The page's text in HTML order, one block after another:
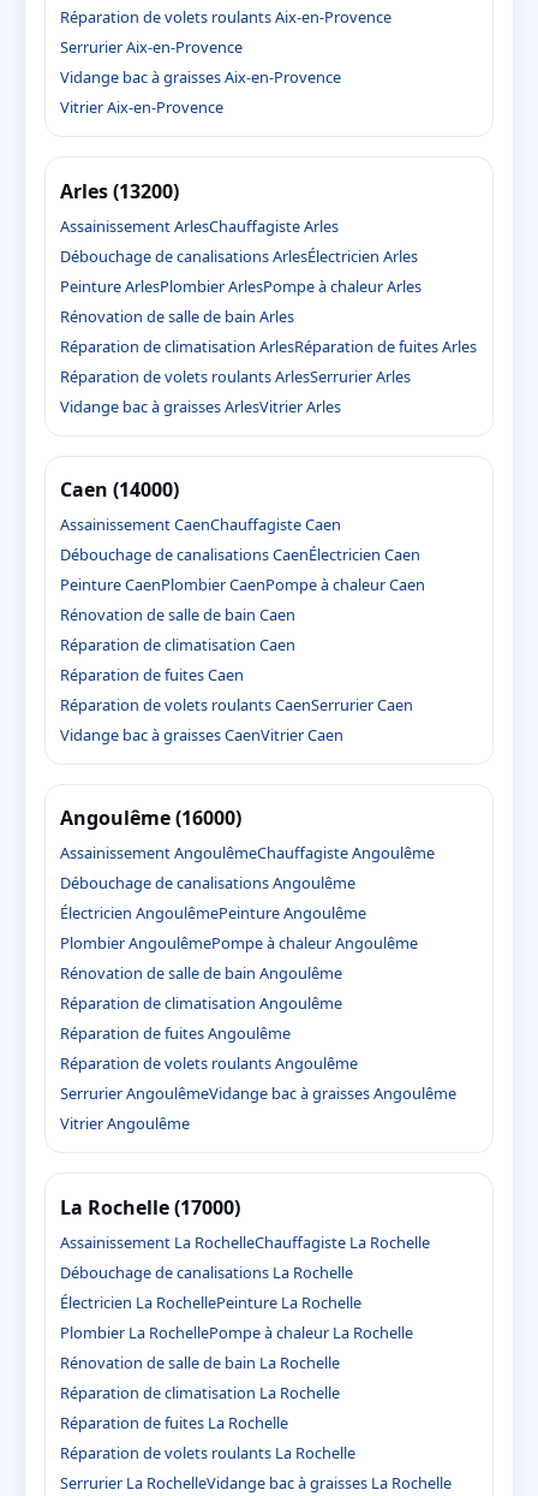
Réparation de volets roulants Aix-en-Provence
Serrurier Aix-en-Provence
Vidange bac à graisses Aix-en-Provence
Vitrier Aix-en-Provence
Arles (13200)
Assainissement ArlesChauffagiste Arles
Débouchage de canalisations ArlesÉlectricien Arles
Peinture ArlesPlombier ArlesPompe à chaleur Arles
Rénovation de salle de bain Arles
Réparation de climatisation ArlesRéparation de fuites Arles
Réparation de volets roulants ArlesSerrurier Arles
Vidange bac à graisses ArlesVitrier Arles
Caen (14000)
Assainissement CaenChauffagiste Caen
Débouchage de canalisations CaenÉlectricien Caen
Peinture CaenPlombier CaenPompe à chaleur Caen
Rénovation de salle de bain Caen
Réparation de climatisation Caen
Réparation de fuites Caen
Réparation de volets roulants CaenSerrurier Caen
Vidange bac à graisses CaenVitrier Caen
Angoulême (16000)
Assainissement AngoulêmeChauffagiste Angoulême
Débouchage de canalisations Angoulême
Électricien AngoulêmePeinture Angoulême
Plombier AngoulêmePompe à chaleur Angoulême
Rénovation de salle de bain Angoulême
Réparation de climatisation Angoulême
Réparation de fuites Angoulême
Réparation de volets roulants Angoulême
Serrurier AngoulêmeVidange bac à graisses Angoulême
Vitrier Angoulême
La Rochelle (17000)
Assainissement La RochelleChauffagiste La Rochelle
Débouchage de canalisations La Rochelle
Électricien La RochellePeinture La Rochelle
Plombier La RochellePompe à chaleur La Rochelle
Rénovation de salle de bain La Rochelle
Réparation de climatisation La Rochelle
Réparation de fuites La Rochelle
Réparation de volets roulants La Rochelle
Serrurier La RochelleVidange bac à graisses La Rochelle